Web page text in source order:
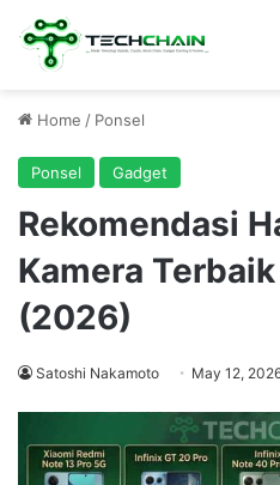
Home / Ponsel
Ponsel Gadget
Rekomendasi
Kamera
(2026)
Satoshi Nakamoto May 12,